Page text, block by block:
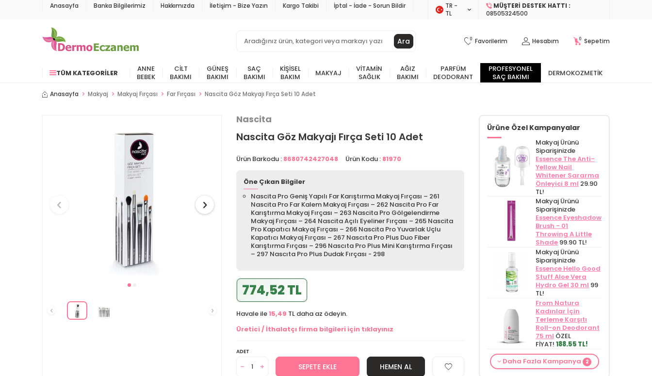
Anasayfa Banka Bilgilerimiz Hakkımızda İletişim - Bize Yazın Kargo Takibi İptal - İade - Sorun Bildir
TR −
TL
MÜŞTERI DESTEK HATTI :
08505324500
Ara 0 Favorilerim Hesabım 0 Sepetim
TÜM KATEGORILER
ANNE
BEBEK
CILT
BAKIMI
GÜNEŞ
BAKIMI
SAÇ
BAKIMI
KIŞISEL
BAKIM
MAKYAJ
VITAMIN
SAĞLIK
AĞIZ
BAKIMI
PARFÜM
DEODORANT
PROFESYONEL
SAÇ BAKIMI
DERMOKOZMETIK
Anasayfa Makyaj Makyaj Fırçası Far Fırçası Nascita Göz Makyajı Fırça Seti 10 Adet
Nascita
Nascita Göz Makyajı Fırça Seti 10 Adet
Ürün Barkodu : 8680742427048 Ürün Kodu : 81970
Öne Çıkan Bilgiler
Nascita Pro Geniş Yapılı Far Karıştırma Makyaj Fırçası – 261
Nascita Pro Far Kalem Makyaj Fırçası – 262 Nascita Pro Far
Karıştırma Makyaj Fırçası – 263 Nascita Pro Gölgelendirme
Makyaj Fırçası – 264 Nascita Açılı Eyeliner Fırçası – 265 Nascita
Pro Kapatıcı Makyaj Fırçası – 266 Nascita Pro Yuvarlak Uçlu
Kapatıcı Makyaj Fırçası – 267 Nascıta Pro Plus Duo Fiber
Karıştırma Fırçası – 296 Nascıta Pro Plus Mini Karıştırma Fırçası
– 297 Nascıta Pro Plus Dudak Fırçası - 298
774,52 TL
Havale ile15,49 TL daha az ödeyin.
Üretici / İthalatçı firma bilgileri için tıklayınız
ADET
SEPETE EKLE HEMEN AL
Ürüne Özel Kampanyalar
Makyaj Ürünü
Siparişinizde
Essence The Anti-
Yellow Nail
Whitener Sararma
Önleyici 8 ml 29.90
TL!
Makyaj Ürünü
Siparişinizde
Essence Eyeshadow
Brush - 01
Throwing A Little
Shade 99.90 TL!
Makyaj Ürünü
Siparişinizde
Essence Hello Good
Stuff Aloe Vera
Hydro Gel 30 ml 99
TL!
From Natura
Kadınlar İçin
Terleme Karşıtı
Roll-on Deodorant
75 ml ÖZEL
FİYAT! 188.55 TL!
Makyaj Kategorisine
Özel Fiyatİdea
Derma Glikolik Asit
Makyaj Ürünü
Siparişinizdeİnnova
Wash Gel Purifying
Daha Fazla Kampanya 2